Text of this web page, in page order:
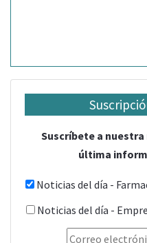
Suscríbete a
última
Noticias del día -
Noticias del día -